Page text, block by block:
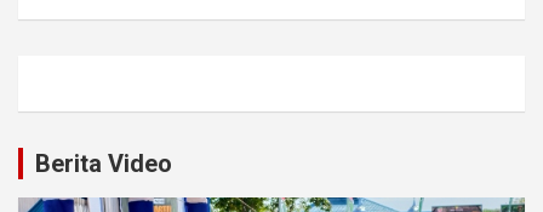
Berita Video